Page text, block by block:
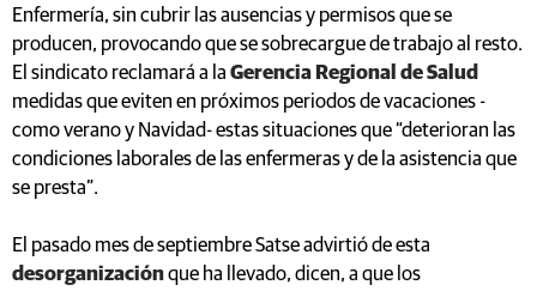
Enfermería, sin cubrir las ausencias y permisos que se
producen, provocando que se sobrecargue de trabajo al resto.
El sindicato reclamará a la Gerencia Regional de Salud
medidas que eviten en próximos periodos de vacaciones -
como verano y Navidad- estas situaciones que “deterioran las
condiciones laborales de las enfermeras y de la asistencia que
se presta”.
El pasado mes de septiembre Satse advirtió de esta
desorganizaciónque ha llevado, dicen, a que los